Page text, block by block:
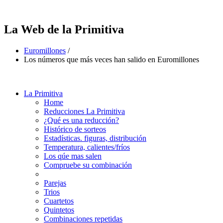
La Web de la Primitiva
Euromillones /
Los números que más veces han salido en Euromillones
La Primitiva
Home
Reducciones La Primitiva
¿Qué es una reducción?
Histórico de sorteos
Estadísticas. figuras, distribución
Temperatura, calientes/fríos
Los qúe mas salen
Compruebe su combinación
Parejas
Trios
Cuartetos
Quintetos
Combinaciones repetidas